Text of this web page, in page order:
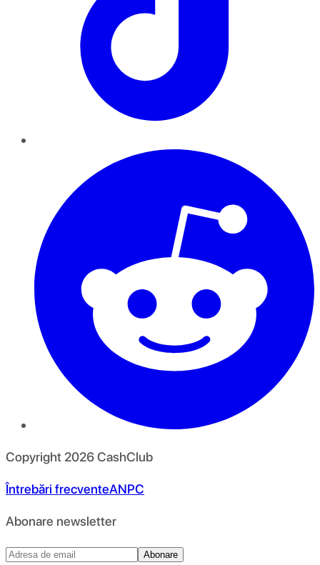
Copyright 2026CashClub
Întrebări frecventeANPC
Abonare newsletter
Abonare